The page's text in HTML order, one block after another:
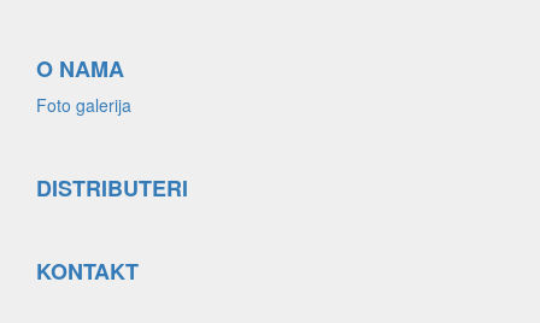
O NAMA
Foto galerija
DISTRIBUTERI
KONTAKT